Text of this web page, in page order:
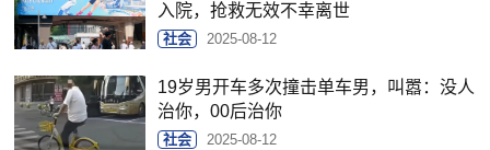
入院，抢救无效不幸离世
社会 2025-08-12
19岁男开车多次撞击单车男，叫嚣：没人
治你，00后治你
社会 2025-08-12